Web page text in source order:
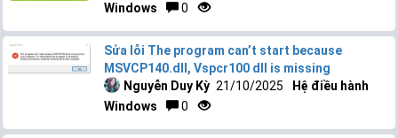
Windows
0
Sửa lỗi The program can’t start because
MSVCP140.dll, Vspcr100 dll is missing
Nguyễn Duy Kỳ 21/10/2025
Hệ điều hành
Windows
0